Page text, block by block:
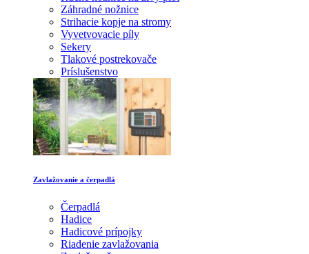
Záhradné nožnice
Strihacie kopje na stromy
Vyvetvovacie píly
Sekery
Tlakové postrekovače
Príslušenstvo
Zavlažovanie a čerpadlá
Čerpadlá
Hadice
Hadicové prípojky
Riadenie zavlažovania